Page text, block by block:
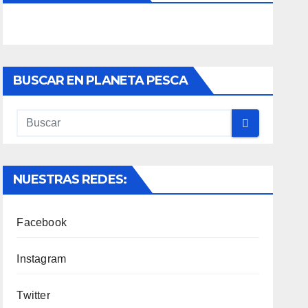
BUSCAR EN PLANETA PESCA
NUESTRAS REDES:
Facebook
Instagram
Twitter